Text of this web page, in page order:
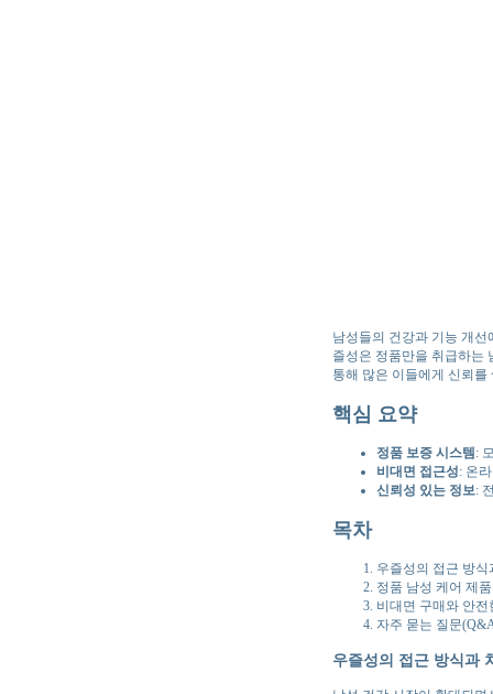
남성들의 건강과 기능 개
즐성은 정품만을 취급하는
통해 많은 이들에게 신뢰
핵심 요약
정품 보증 시스템:
비대면 접근성: 온
신뢰성 있는 정보:
목차
우즐성의 접근 방식
정품 남성 케어 제
비대면 구매와 안전
자주 묻는 질문
우즐성의 접근 방식과